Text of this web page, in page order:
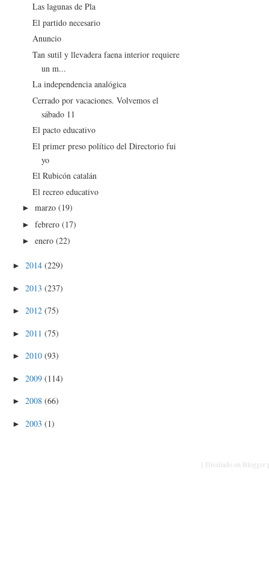
Las lagunas de Pla
El partido necesario
Anuncio
Tan sutil y llevadera faena interior requiere
un m...
La independencia analógica
Cerrado por vacaciones. Volvemos el
sábado 11
El pacto educativo
El primer preso político del Directorio fui
yo
El Rubicón catalán
El recreo educativo
►marzo(19)
►febrero(17)
►enero(22)
► 2014 (229)
► 2013 (237)
► 2012 (75)
► 2011 (75)
► 2010 (93)
► 2009 (114)
► 2008 (66)
► 2003 (1)
[ Diseñado en Blogger